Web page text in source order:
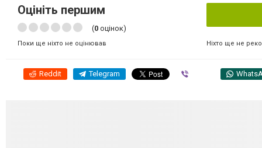
Оцініть першим
(0 оцінок)
Поки ще ніхто не оцінював Ніхто ще не
Reddit Telegram